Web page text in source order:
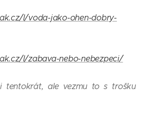
l/voda-jako-ohen-dobry-
l/zabava-nebo-nebezpeci/
tentokrát, ale vezmu to s trošku